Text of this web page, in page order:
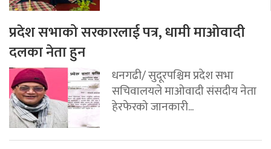
प्रदेश सभाको सरकारलाई पत्र, धामी माओवादी
दलका नेता हुन
धनगढी/ सुदूरपश्चिम प्रदेश सभा
सचिवालयले माओवादी संसदीय नेता
हेरफेरको जानकारी...